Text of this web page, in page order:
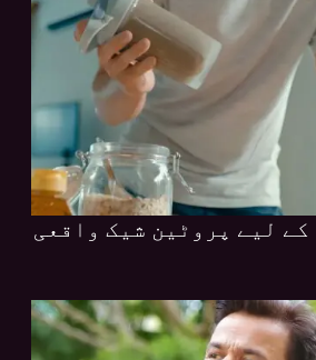
لیے پروٹین شیک واقعی